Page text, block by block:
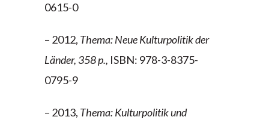
0615-0
– 2012, Thema: Neue Kulturpolitik der
Länder, 358 p., ISBN: 978-3-8375-
0795-9
– 2013, Thema: Kulturpolitik und